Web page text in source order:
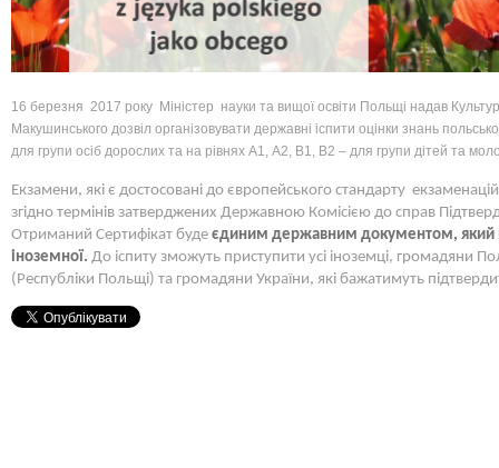
16 березня 2017 року Міністер науки та вищої освіти Польщі надав
Макушинського дозвіл організовувати державні іспити оцінки знань
для групи осіб дорослих та на рівнях A1, A2, B1, B2 – для групи дітей та
Екзамени, які є достосовані до європейського стандарту
згідно термінів затверджених Державною Комісією до справ
Отриманий Сертифікат буде єдиним державним документом, який
іноземної. До іспиту зможуть приступити усі іноземці, громадяни
(Республіки Польщі) та громадяни України, які бажатимуть